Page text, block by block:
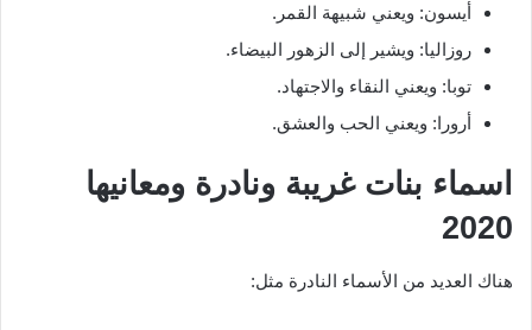
أيسون: ويعني شبيهة القمر.
روزاليا: ويشير إلى الزهور البيضاء.
توبا: ويعني النقاء والاجتهاد.
أرورا: ويعني الحب والعشق.
اسماء بنات غريبة ونادرة ومعانيها
2020
هناك العديد من الأسماء النادرة مثل: